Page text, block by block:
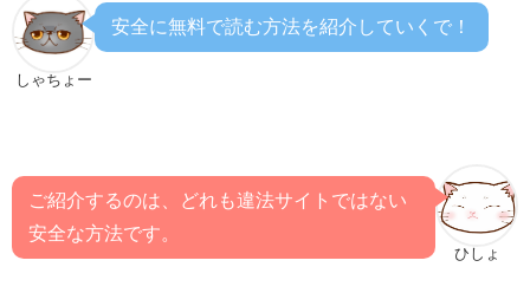
しゃちょー
安全に無料で読む方法を紹介していくで！
ひしょ
ご紹介するのは、どれも違法サイトではない
安全な方法です。